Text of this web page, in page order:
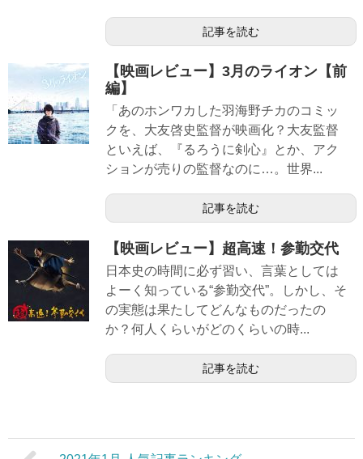
記事を読む
【映画レビュー】3月のライオン【前
編】
「あのホンワカした羽海野チカのコミッ
クを、大友啓史監督が映画化？大友監督
といえば、『るろうに剣心』とか、アク
ションが売りの監督なのに…。世界...
記事を読む
【映画レビュー】超高速！参勤交代
日本史の時間に必ず習い、言葉としては
よーく知っている“参勤交代”。しかし、そ
の実態は果たしてどんなものだったの
か？何人くらいがどのくらいの時...
記事を読む